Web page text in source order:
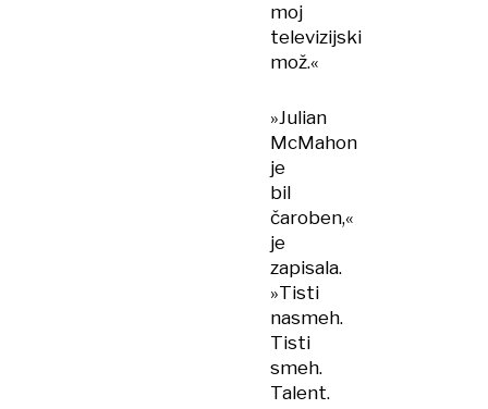
moj
televizijski
mož.«
»Julian
McMahon
je
bil
čaroben,«
je
zapisala.
»Tisti
nasmeh.
Tisti
smeh.
Talent.